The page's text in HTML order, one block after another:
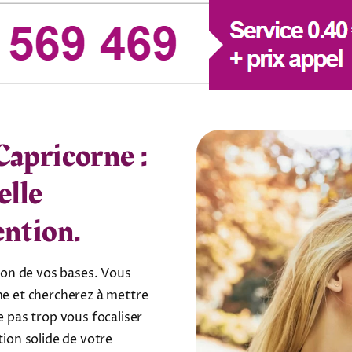
:
de vos bases. Vous
et chercherez à mettre
pas trop vous focaliser
solide de votre